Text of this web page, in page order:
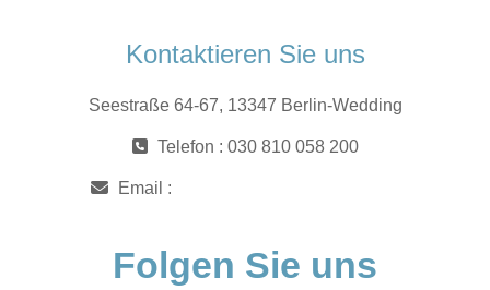
Kontaktieren Sie uns
Seestraße 64-67, 13347 Berlin-Wedding
Telefon : 030 810 058 200
Email :
Folgen Sie uns